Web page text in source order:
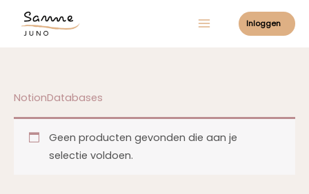
naar
Inloggen
NotionDatabases
Geen producten gevonden die aan je
selectie voldoen.